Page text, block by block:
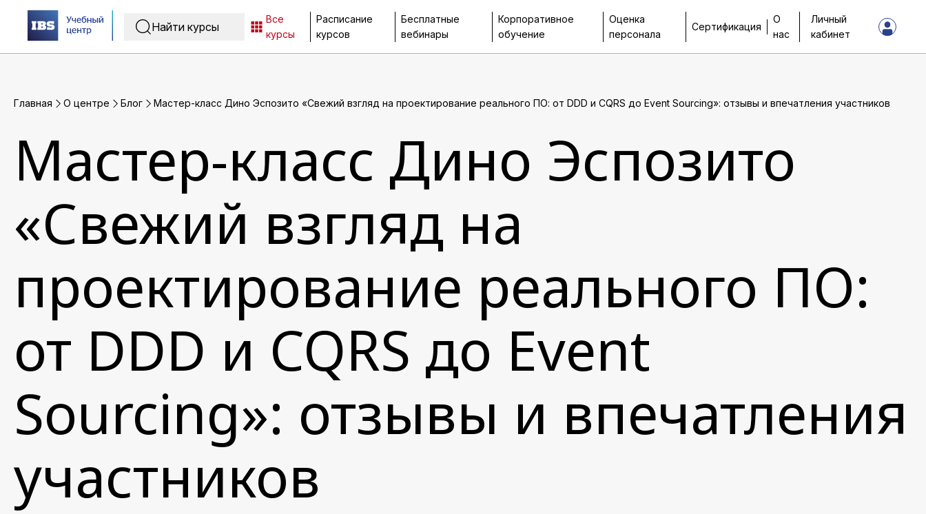
Все
курсы
Расписание
курсов
Бесплатные
вебинары
Корпоративное
обучение
Оценка
персонала
Сертификация
О
нас
Личный
кабинет
Главная O центре Блог Мастер-класс Дино Эспозито «Свежий взгляд на проектирование реального ПО: от DDD и CQRS до Event Sourcing»: отзывы и впечатления участников
Мастер-класс Дино Эспозито
«Свежий взгляд на
проектирование реального ПО:
от DDD и CQRS до Event
Sourcing»: отзывы и впечатления
участников